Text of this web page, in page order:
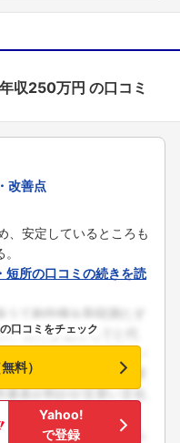
年収250万円 の口コミ
改善点
、安定しているところも
短所の口コミの続きを読
口コミをチェック
料）
Yahoo!
で登録